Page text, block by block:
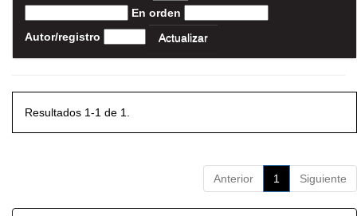
En orden
Autor/registro
Resultados 1-1 de 1.
Anterior 1 Siguiente